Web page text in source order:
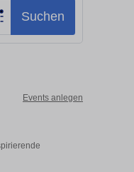
Suchen
Events anlegen